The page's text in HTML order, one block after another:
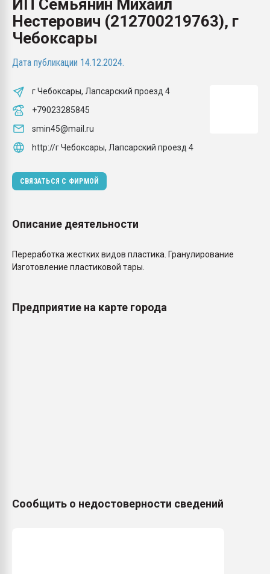
бутылок
ИП Семьянин Михаил
Нестерович (212700219763), г
Чебоксары
Дата публикации 14.12.2024.
г Чебоксары, Лапсарский проезд 4
+79023285845
smin45@mail.ru
http://г Чебоксары, Лапсарский проезд 4
СВЯЗАТЬСЯ С ФИРМОЙ
Описание деятельности
Переработка жестких видов пластика. Гранулирование
Изготовление пластиковой тары.
Предприятие на карте города
Сообщить о недостоверности сведений